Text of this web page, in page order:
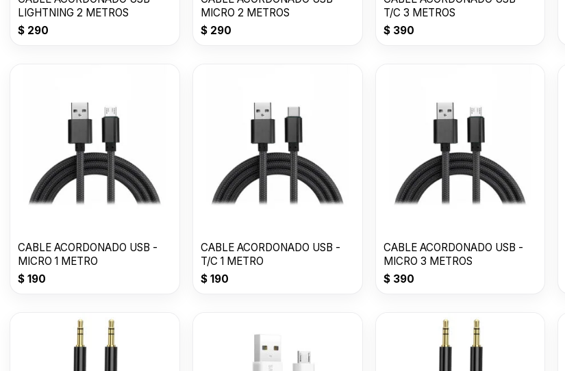
LIGHTNING 2 METROS
$ 290
MICRO 2 METROS
$290
T/C 3 METROS
$390
CABLE ACORDONADO USB -
MICRO 1 METRO
$ 190
CABLE ACORDONADO USB -
T/C 1 METRO
$190
CABLE ACORDONADO USB -
MICRO 3 METROS
$390